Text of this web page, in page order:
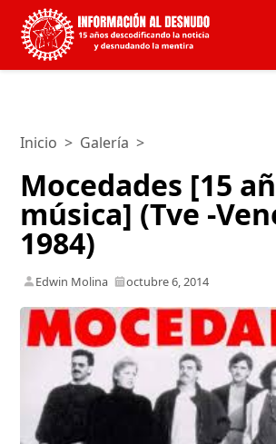
Inicio > Galería >
Mocedades [15
música] (Tve -
1984)
Edwin Molina octubre 6, 2014